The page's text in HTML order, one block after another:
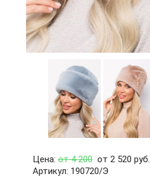
Цена: от 4 200 от 2 520 руб.
Артикул: 190720/Э